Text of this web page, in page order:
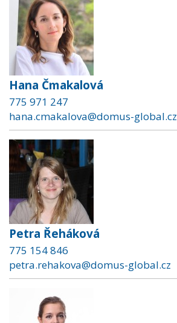
Hana Čmakalová
775 971 247
hana.cmakalova@domus-global.cz
Petra Řeháková
775 154 846
petra.rehakova@domus-global.cz